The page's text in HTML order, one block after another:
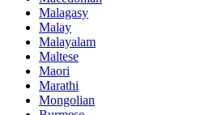
Malagasy
Malay
Malayalam
Maltese
Maori
Marathi
Mongolian